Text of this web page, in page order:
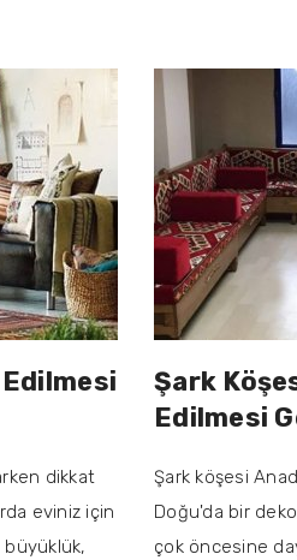
dikkat
eviniz için
Şark
Edilmesi
Şark köşesi
Doğu'da bir
çok öncesine